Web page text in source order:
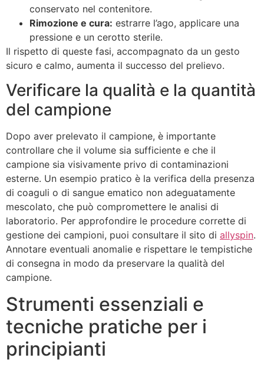
conservato nel contenitore.
Rimozione e cura: estrarre l’ago, applicare una
pressione e un cerotto sterile.
Il rispetto di queste fasi, accompagnato da un gesto
sicuro e calmo, aumenta il successo del prelievo.
Verificare la qualità e la quantità
del campione
Dopo aver prelevato il campione, è importante
controllare che il volume sia sufficiente e che il
campione sia visivamente privo di contaminazioni
esterne. Un esempio pratico è la verifica della presenza
di coaguli o di sangue ematico non adeguatamente
mescolato, che può compromettere le analisi di
laboratorio. Per approfondire le procedure corrette di
gestione dei campioni, puoi consultare il sito di allyspin.
Annotare eventuali anomalie e rispettare le tempistiche
di consegna in modo da preservare la qualità del
campione.
Strumenti essenziali e
tecniche pratiche per i
principianti